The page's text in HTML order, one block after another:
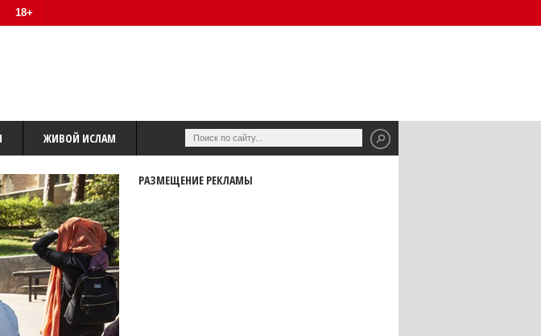
18+
ЖИВОЙ ИСЛАМ
РАЗМЕЩЕНИЕ РЕКЛАМЫ